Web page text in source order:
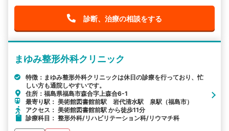
診断、治療の相談をする
まゆみ整形外科クリニック
特徴：まゆみ整形外科クリニックは休日の診療を行っており、忙
しい方も通院しやすいです。
住所：福島県福島市森合字上森合6-1
最寄り駅： 美術館図書館前駅 岩代清水駅 泉駅（福島市）
アクセス： 美術館図書館前駅 から徒歩11分
診療科目： 整形外科/リハビリテーション科/リウマチ科